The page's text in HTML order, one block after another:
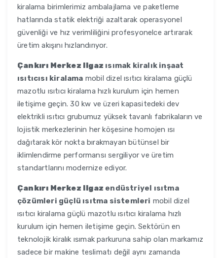
kiralama birimlerimiz ambalajlama ve paketleme
hatlarında statik elektriği azaltarak operasyonel
güvenliği ve hız verimliliğini profesyonelce artırarak
üretim akışını hızlandırıyor.
Çankırı Merkez Ilgaz ısımak kiralık inşaat
ısıtıcısı kiralama mobil dizel ısıtıcı kiralama güçlü
mazotlu ısıtıcı kiralama hızlı kurulum için hemen
iletişime geçin. 30 kw ve üzeri kapasitedeki dev
elektrikli ısıtıcı grubumuz yüksek tavanlı fabrikaların ve
lojistik merkezlerinin her köşesine homojen ısı
dağıtarak kör nokta bırakmayan bütünsel bir
iklimlendirme performansı sergiliyor ve üretim
standartlarını modernize ediyor.
Çankırı Merkez Ilgaz endüstriyel ısıtma
çözümleri güçlü ısıtma sistemleri mobil dizel
ısıtıcı kiralama güçlü mazotlu ısıtıcı kiralama hızlı
kurulum için hemen iletişime geçin. Sektörün en
teknolojik kiralık ısımak parkuruna sahip olan markamız
sadece bir makine teslimatı değil aynı zamanda